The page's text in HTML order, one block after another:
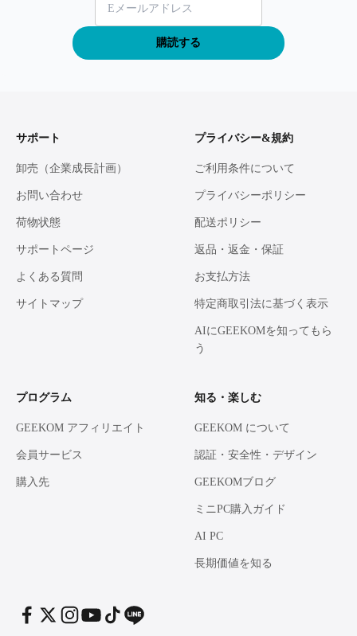
購読する
サポート
卸売（企業成長計画）
お問い合わせ
荷物状態
サポートページ
よくある質問
サイトマップ
プライバシー&規約
ご利用条件について
プライバシーポリシー
配送ポリシー
返品・返金・保証
お支払方法
特定商取引法に基づく表示
AIにGEEKOMを知ってもら
う
プログラム
GEEKOM アフィリエイト
会員サービス
購入先
知る・楽しむ
GEEKOM について
認証・安全性・デザイン
GEEKOMブログ
ミニPC購入ガイド
AI PC
長期価値を知る